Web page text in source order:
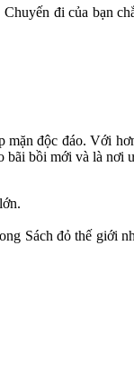
đi của bạn
mặn độc đáo. Với
bãi bồi mới và là nơi
Sách đỏ thế giới